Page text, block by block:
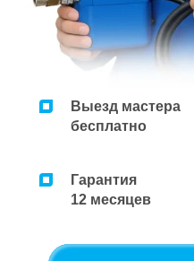
Выезд мастера
бесплатно
Гарантия
12 месяцев